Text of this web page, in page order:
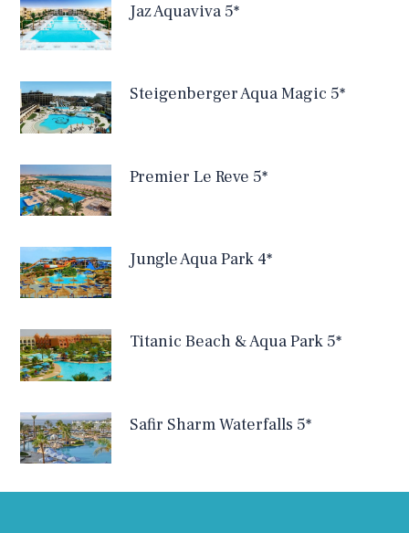
Jaz Aquaviva 5*
Steigenberger Aqua Magic 5*
Premier Le Reve 5*
Jungle Aqua Park 4*
Titanic Beach & Aqua Park 5*
Safir Sharm Waterfalls 5*